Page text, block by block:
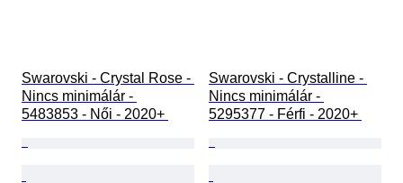
Swarovski - Crystal Rose -
Nincs minimálár -
5483853 - Női - 2020+
Swarovski - Crystalline -
Nincs minimálár -
5295377 - Férfi - 2020+